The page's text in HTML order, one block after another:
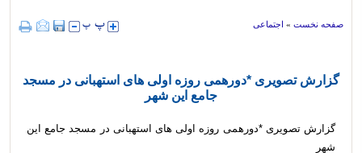
صفحه نخست » اجتماعی
گزارش تصویری *دورهمی روزه اولی های استهبانی در مسجد
جامع این شهر
گزارش تصویری *دورهمی روزه اولی های استهبانی در مسجد جامع این
شهر